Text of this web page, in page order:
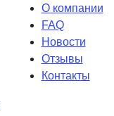
О компании
FAQ
Новости
Отзывы
Контакты